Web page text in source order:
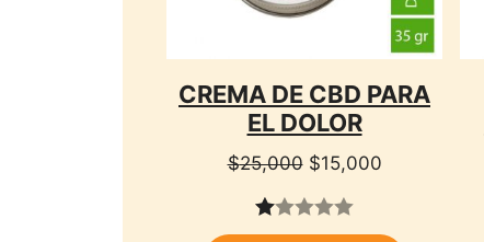
CREMA DE CBD PARA
EL DOLOR
$25,000 El
original
$15,000El
1.